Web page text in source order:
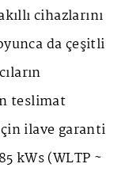
cihazlarını
da çeşitli
teslimat
ilave garanti
kWs (WLTP ~